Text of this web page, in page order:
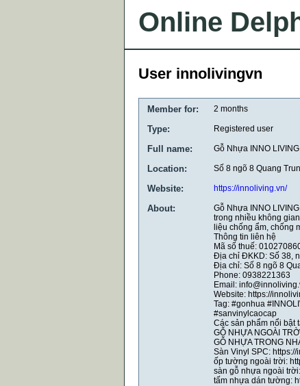
Online
User innolivingvn
Member for: 2 months
Type: Registered user
Full name: Gỗ Nhựa INNO LIVING
Location: Số 8 ngõ 8 Quang
Website: https://innoliving.vn/
About:
Gỗ Nhựa INNO
trong nhiều không
liệu chống ẩm, chống
Thông tin liên hệ
Mã số thuế:
Địa chỉ ĐKKD: Số 38,
Địa chỉ: Số 8 ngõ 8
Phone: 0938221363
Email:
Website: https://
Tag: #gonhua
#sanvinylcaocap
Các sản phẩm nổi bật
GỖ NHỰA NGOÀI
GỖ NHỰA TRONG
Sàn Vinyl SPC:
ốp tường ngoài trời:
sàn gỗ nhựa ngoài
tấm nhựa dán tường: